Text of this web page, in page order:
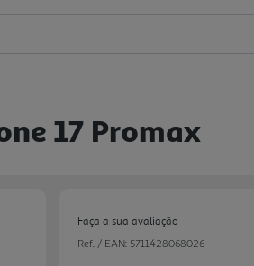
17 Promax
Faça a sua avaliação
Ref. / EAN: 5711428068026